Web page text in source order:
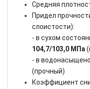
Средняя
Придел
слоистости):
- в сухом
104,7/103,0 МПа
- в
(прочный)
Коэффициент